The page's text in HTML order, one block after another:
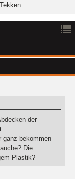
der
ganz bekommen
Die
Plastik?